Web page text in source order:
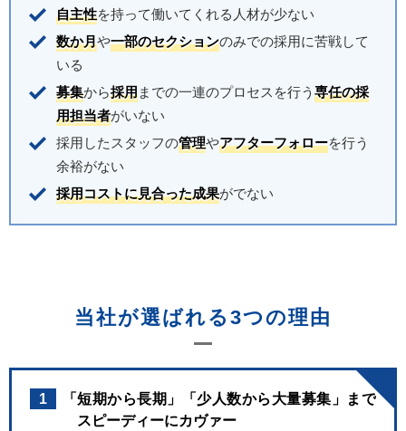
自主性を持って働いてくれる人材が少ない
数か月や一部のセクションのみでの採用に苦戦して
いる
募集から採用までの一連のプロセスを行う 専任の採
用担当者がいない
採用したスタッフの管理やアフターフォローを行う
余裕がない
採用コストに見合った成果がでない
当社が選ばれる3つの理由
1
「短期から長期」「少人数から大量募集」まで
スピーディーにカヴァー